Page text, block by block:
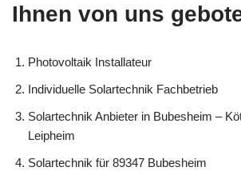
Ihnen von uns
Photovoltaik Installateur
Individuelle Solartechnik Fachbetrieb
Solartechnik Anbieter in Bubesheim –
Leipheim
Solartechnik für 89347 Bubesheim